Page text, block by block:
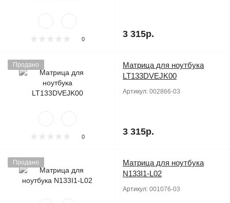
0 3 315р.
Продано
0
Матрица для ноутбука
LT133DVEJK00
Артикул: 002866-03
3 315р.
Продано
Матрица для ноутбука
N133I1-L02
Артикул: 001076-03